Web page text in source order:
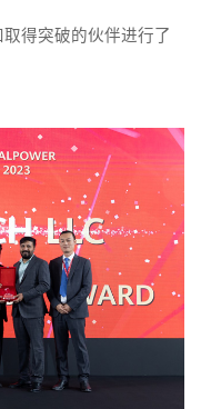
得突破的伙伴进行了